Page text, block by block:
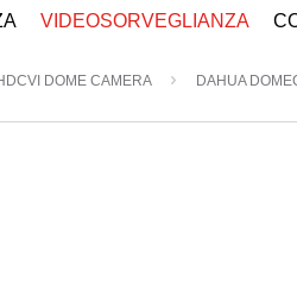
VIDEOSORVEGLIANZA
DOME CAMERA DAHUA